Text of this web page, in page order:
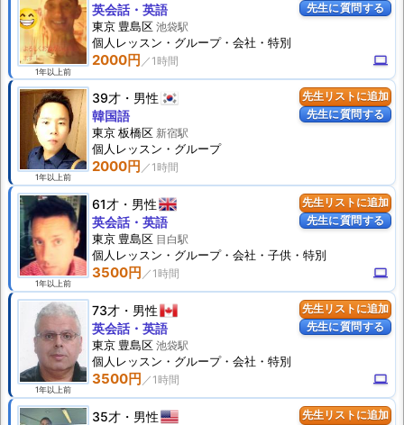
先生に質問する
1年以上前
2000円 computer
英会話・英語
東京 豊島区 池袋駅
個人 レッスン ・グループ・会社・特別
先生リストに追加
先生に質問する
1年以上前
39才 男性
2000円
韓国語
東京 板橋区 新宿駅
個人 レッスン ・グループ
先生リストに追加
先生に質問する
1年以上前
61才 男性
3500円 computer
英会話・英語
東京 豊島区 目白駅
個人 レッスン ・グループ・会社・子供・特別
先生リストに追加
先生に質問する
1年以上前
73才 男性
3500円 computer
英会話・英語
東京 豊島区 池袋駅
個人 レッスン ・グループ・会社・特別
先生リストに追加
35才 男性